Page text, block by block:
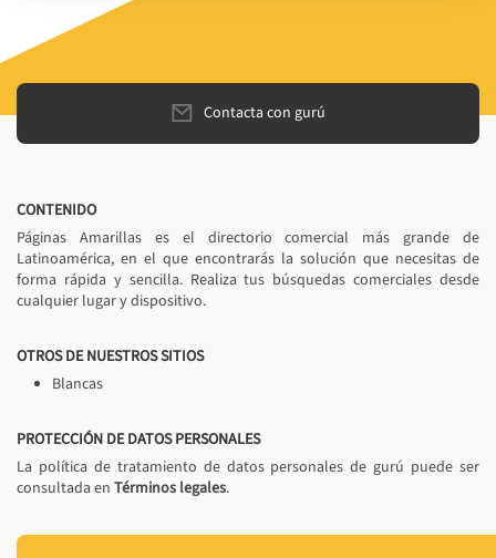
Contacta con gurú
CONTENIDO
Páginas Amarillas es el directorio comercial más grande de
Latinoamérica, en el que encontrarás la solución que necesitas de
forma rápida y sencilla. Realiza tus búsquedas comerciales desde
cualquier lugar y dispositivo.
OTROS DE NUESTROS SITIOS
Blancas
PROTECCIÓN DE DATOS PERSONALES
La política de tratamiento de datos personales de gurú puede ser
consultada en Términos legales.